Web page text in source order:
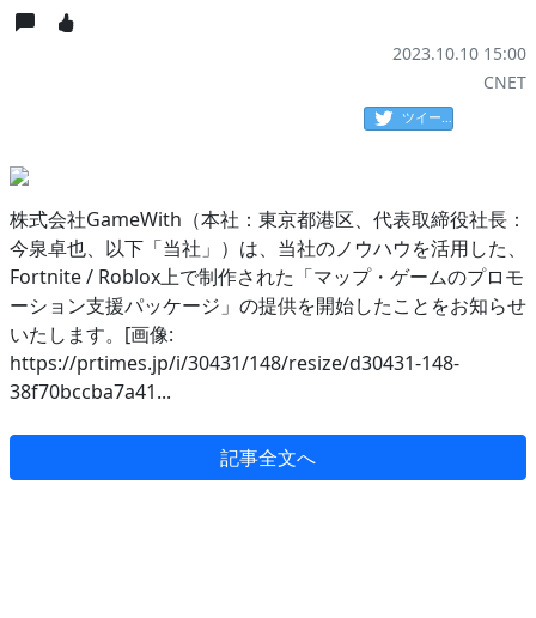
2023.10.10 15:00
CNET
ツイート
株式会社GameWith（本社：東京都港区、代表取締役社長：
今泉卓也、以下「当社」）は、当社のノウハウを活用した、
Fortnite / Roblox上で制作された「マップ・ゲームのプロモ
ーション支援パッケージ」の提供を開始したことをお知らせ
いたします。[画像:
https://prtimes.jp/i/30431/148/resize/d30431-148-
38f70bccba7a41...
記事全文へ